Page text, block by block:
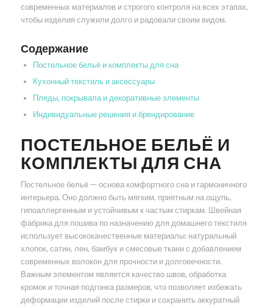
современных материалов и строгого контроля на всех этапах,
чтобы изделия служили долго и радовали своим видом.
Содержание
Постельное бельё и комплекты для сна
Кухонный текстиль и аксессуары
Пледы, покрывала и декоративные элементы
Индивидуальные решения и брендирование
ПОСТЕЛЬНОЕ БЕЛЬЁ И
КОМПЛЕКТЫ ДЛЯ СНА
Постельное бельё — основа комфортного сна и гармоничного
интерьера. Оно должно быть мягким, приятным на ощупь,
гипоаллергенным и устойчивым к частым стиркам. Швейная
фабрика для пошива по назначению для домашнего текстиля
использует высококачественные материалы: натуральный
хлопок, сатин, лен, бамбук и смесовые ткани с добавлением
современных волокон для прочности и долговечности.
Важным элементом является качество швов, обработка
кромок и точная подгонка размеров, что позволяет избежать
деформации изделий после стирки и сохранить аккуратный